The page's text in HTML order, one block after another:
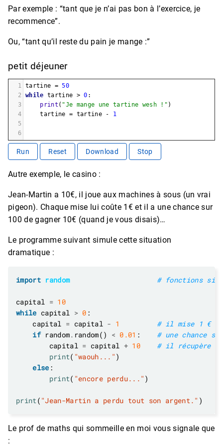
Par exemple : “tant que je n’ai pas bon à l’exercice, je
recommence”.
Ou, “tant qu’il reste du pain je mange :”
petit déjeuner
1 tartine = 50
2
while tartine > 0 :
3
print ( "Je mange une tartine wesh !" )
4
tartine = tartine -
1
5
6
Run Reset Download Stop
Autre exemple, le casino :
Jean-Martin a 10€, il joue aux machines à sous (un vrai
pigeon). Chaque mise lui coûte 1€ et il a une chance sur
100 de gagner 10€ (quand je vous disais)…
Le programme suivant simule cette situation
dramatique :
import random # fonctions
capital = 10
while capital > 0
    capital
= capital - 1
# il mise 1 €
if random. random() < 0.01 : # une chance
        capital
= capital + 10
# il récupère
print( "waouh..."
else
print( "encore perdu..."
print( "Jean-Martin a perdu tout son argent."
Le prof de maths qui sommeille en moi vous signale que
: